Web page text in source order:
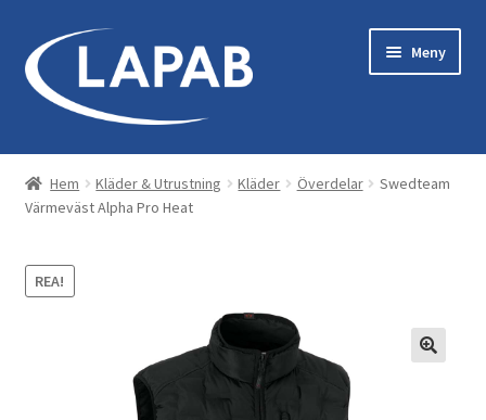
Hoppa
till
navigering
Hoppa
till
innehåll
Meny
Bastu & Bad
Maskiner & Originaltillbehör
Kläder & Utrustning
Hem Kläder & Utrustning Kläder Överdelar
Swedteam
Värmeväst Alpha Pro Heat
REA!